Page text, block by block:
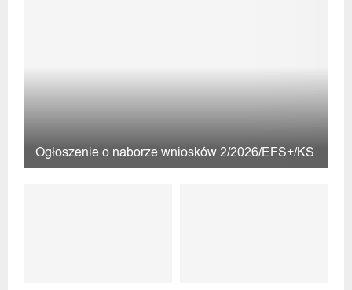
Ogłoszenie o naborze wniosków 2/2026/EFS+/KS